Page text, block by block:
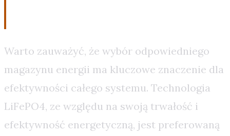
Warto zauważyć, że wybór odpowiedniego
magazynu energii ma kluczowe znaczenie dla
efektywności całego systemu. Technologia
LiFePO4, ze względu na swoją trwałość i
efektywność energetyczną, jest preferowaną